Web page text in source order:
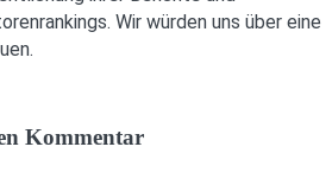
Wir würden uns über eine
Kommentar